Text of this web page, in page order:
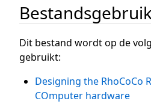
Dit bestand wordt op de
gebruikt:
Designing the RhoCoCo
COmputer hardware